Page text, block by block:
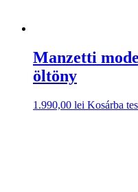
Manzetti
öltöny
1.990,00 lei Kosárba